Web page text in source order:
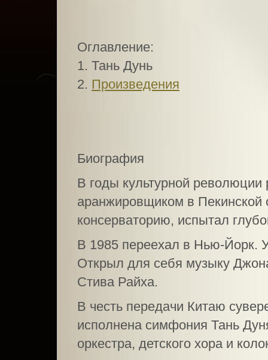
Оглавление:
1. Тань Дунь
2. Произведения
Биография
В годы культурной
аранжировщиком в Пекинской
консерваторию, испытал
В 1985 переехал в Нью-Йорк.
Открыл для себя музыку
Стива Райха.
В честь передачи Китаю
исполнена симфония Тань
оркестра, детского хора и